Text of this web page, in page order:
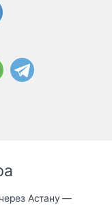
Астану —